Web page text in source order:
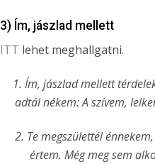
3) Ím, jászlad mellett
ITT lehet meghallgatni.
1. Ím, jászlad mellett
adtál nékem: A szívem,
2. Te megszülettél
értem. Még meg sem